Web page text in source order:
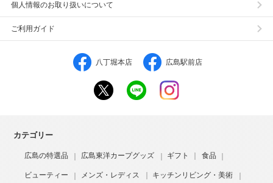
個人情報のお取り扱いについて
ご利用ガイド
八丁堀本店 広島駅前店
カテゴリー
広島の特選品 広島東洋カープグッズ ギフト 食品
ビューティー メンズ・レディス キッチンリビング・美術